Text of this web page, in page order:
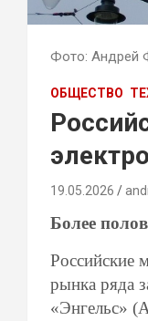
Фото: Андрей
ОБЩЕСТВО
19.05.2026
Более
Российские
рынка ряда
«Энгельс»